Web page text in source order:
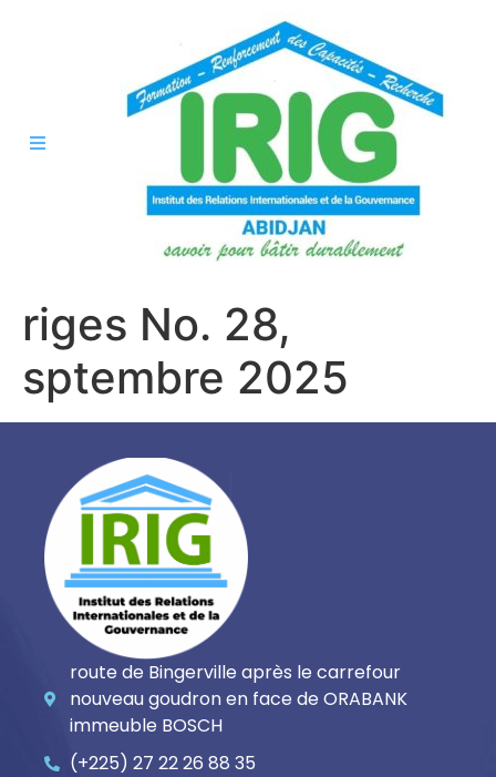
riges No. 28,
sptembre 2025
route de Bingerville après le carrefour
nouveau goudron en face de ORABANK
immeuble BOSCH
(+225) 27 22 26 88 35